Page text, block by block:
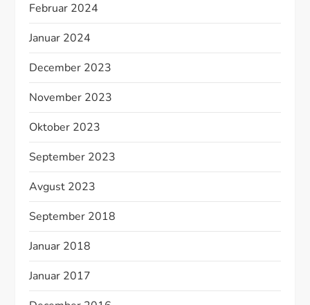
Februar 2024
Januar 2024
December 2023
November 2023
Oktober 2023
September 2023
Avgust 2023
September 2018
Januar 2018
Januar 2017